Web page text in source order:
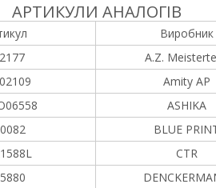
АРТИКУЛИ АНАЛОГІВ
Виробник
A.Z.
Amity AP
ASHIKA
BLUE
CTR